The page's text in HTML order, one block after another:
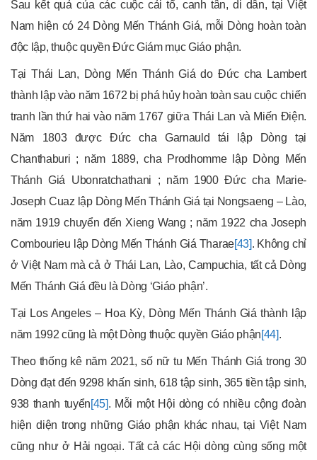
Sau kết quả của các cuộc cải tổ, canh tân, di dân, tại Việt
Nam hiện có 24 Dòng Mến Thánh Giá, mỗi Dòng hoàn toàn
độc lập, thuộc quyền Đức Giám mục Giáo phận.
Tại Thái Lan, Dòng Mến Thánh Giá do Đức cha Lambert
thành lập vào năm 1672 bị phá hủy hoàn toàn sau cuộc chiến
tranh lần thứ hai vào năm 1767 giữa Thái Lan và Miến Điện.
Năm 1803 được Đức cha Garnauld tái lập Dòng tại
Chanthaburi ; năm 1889, cha Prodhomme lập Dòng Mến
Thánh Giá Ubonratchathani ; năm 1900 Đức cha Marie-
Joseph Cuaz lập Dòng Mến Thánh Giá tại Nongsaeng – Lào,
năm 1919 chuyển đến Xieng Wang ; năm 1922 cha Joseph
Combourieu lập Dòng Mến Thánh Giá Tharae[43]. Không chỉ
ở Việt Nam mà cả ở Thái Lan, Lào, Campuchia, tất cả Dòng
Mến Thánh Giá đều là Dòng ‘Giáo phận’.
Tại Los Angeles – Hoa Kỳ, Dòng Mến Thánh Giá thành lập
năm 1992 cũng là một Dòng thuộc quyền Giáo phận[44].
Theo thống kê năm 2021, số nữ tu Mến Thánh Giá trong 30
Dòng đạt đến 9298 khấn sinh, 618 tập sinh, 365 tiền tập sinh,
938 thanh tuyển[45]. Mỗi một Hội dòng có nhiều cộng đoàn
hiện diện trong những Giáo phận khác nhau, tại Việt Nam
cũng như ở Hải ngoại. Tất cả các Hội dòng cùng sống một